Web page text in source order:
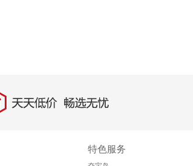
天天低价，畅选无忧
特色服务